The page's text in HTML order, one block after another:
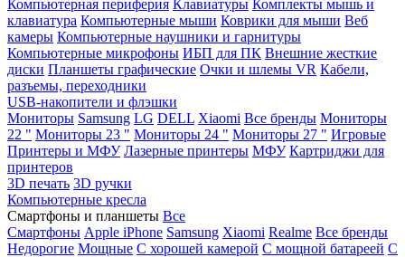
Компьютерная периферия Клавиатуры Комплекты мышь и
клавиатура Компьютерные мыши Коврики для мыши Веб
камеры Компьютерные наушники и гарнитуры
Компьютерные микрофоны ИБП для ПК Внешние жесткие
диски Планшеты графические Очки и шлемы VR Кабели,
разъемы, переходники
USB-накопители и флэшки
Мониторы Samsung LG DELL Xiaomi Все бренды Мониторы
22 " Мониторы 23 " Мониторы 24 " Мониторы 27 " Игровые
Принтеры и МФУ Лазерные принтеры МФУ Картриджи для
принтеров
3D печать 3D ручки
Компьютерные кресла
Смартфоны и планшеты Все
Смартфоны Apple iPhone Samsung Xiaomi Realme Все бренды
Недорогие Мощные С хорошей камерой С мощной батареей С